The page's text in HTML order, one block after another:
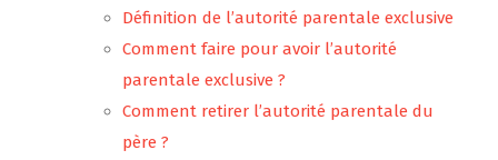
Définition de l’autorité parentale exclusive
Comment faire pour avoir l’autorité
parentale exclusive ?
Comment retirer l’autorité parentale du
père ?